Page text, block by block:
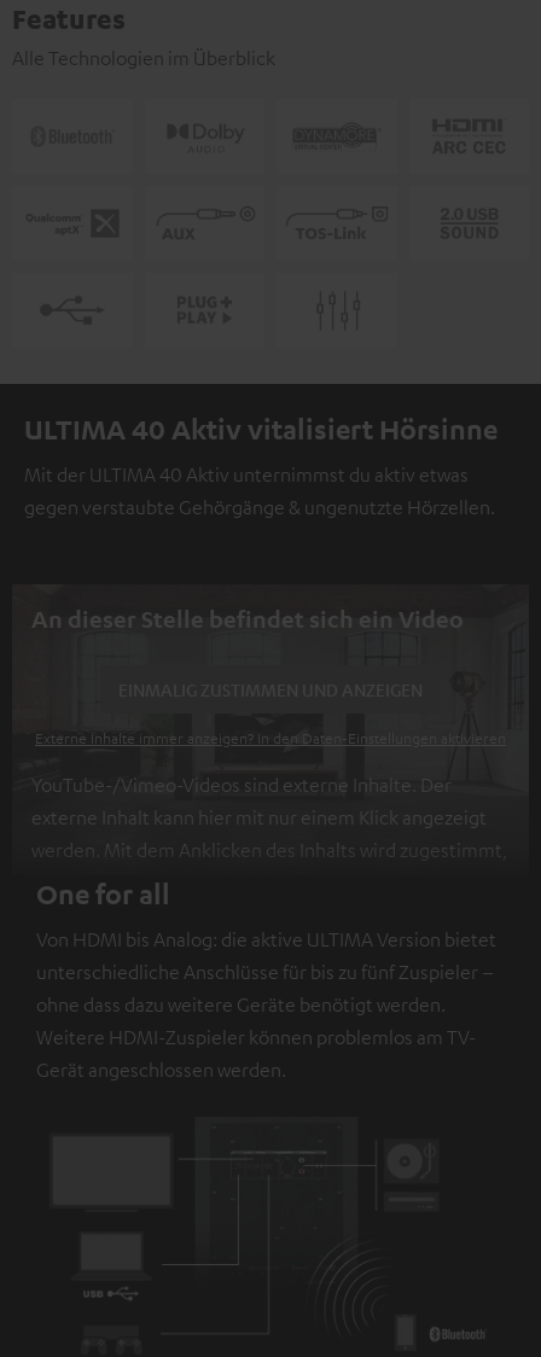
Features
Alle Technologien im Überblick
ULTIMA 40 Aktiv vitalisiert Hörsinne
Mit der ULTIMA 40 Aktiv unternimmst du aktiv etwas
gegen verstaubte Gehörgänge & ungenutzte Hörzellen.
An dieser Stelle befindet sich ein Video
Externe Inhalte immer anzeigen? In den Daten‑Einstellungen aktivieren
YouTube-/Vimeo-Videos sind externe Inhalte. Der
externe Inhalt kann hier mit nur einem Klick angezeigt
werden. Mit dem Anklicken des Inhalts wird zugestimmt,
dass externe Inhalte angezeigt werden. Dabei können
übermittelt werden.Weitere Informationen sind in der
Datenschutzerklärung unter I zu finden .
One for all
Von HDMI bis Analog: die aktive ULTIMA Version bietet
unterschiedliche Anschlüsse für bis zu fünf Zuspieler –
ohne dass dazu weitere Geräte benötigt werden.
Weitere HDMI-Zuspieler können problemlos am TV-
Gerät angeschlossen werden.